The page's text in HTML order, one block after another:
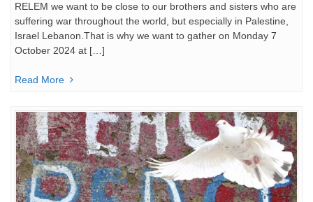
RELEM we want to be close to our brothers and sisters who are
suffering war throughout the world, but especially in Palestine,
Israel Lebanon.That is why we want to gather on Monday 7
October 2024 at […]
Read More